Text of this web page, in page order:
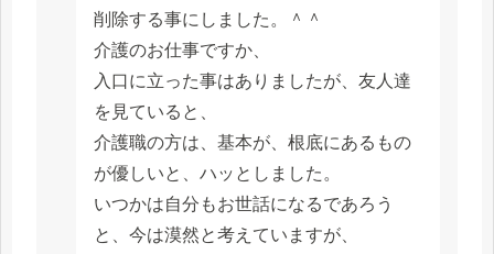
削除する事にしました。＾＾
介護のお仕事ですか、
入口に立った事はありましたが、友人達
を見ていると、
介護職の方は、基本が、根底にあるもの
が優しいと、ハッとしました。
いつかは自分もお世話になるであろう
と、今は漠然と考えていますが、